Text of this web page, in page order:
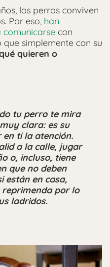
los perros conviven
Por eso, han
con
que simplemente con su
quieren o
tu perro te mira
clara: es su
ti la atención.
a la calle, jugar
o, incluso, tiene
que no deben
están en casa,
por lo
ladridos.